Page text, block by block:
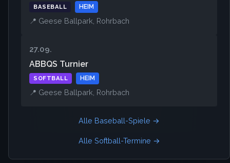
BASEBALL HEIM
📍 Geese Ballpark, Rohrbach
27.09.
ABBQS Turnier
SOFTBALL HEIM
📍 Geese Ballpark, Rohrbach
Alle Baseball-Spiele →
Alle Softball-Termine →